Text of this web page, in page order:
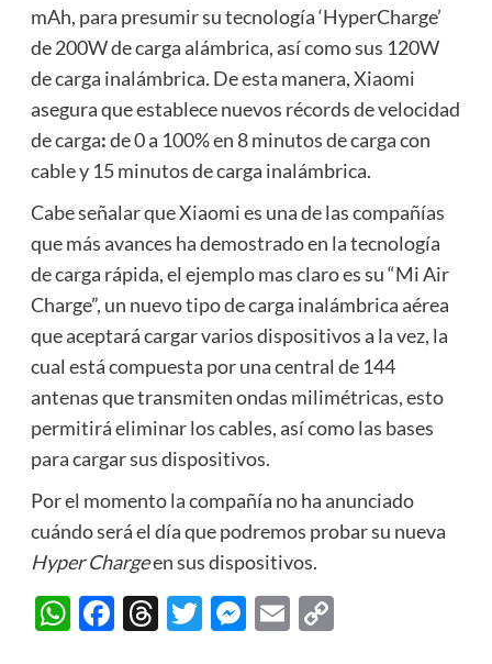
mAh, para presumir su tecnología ‘HyperCharge’
de 200W de carga alámbrica, así como sus 120W
de carga inalámbrica. De esta manera, Xiaomi
asegura que establece nuevos récords de velocidad
de carga:de 0 a 100% en 8 minutos de carga con
cable y 15 minutos de carga inalámbrica.
Cabe señalar que Xiaomi es una de las compañías
que más avances ha demostrado en la tecnología
de carga rápida, el ejemplo mas claro es su “Mi Air
Charge”, un nuevo tipo de carga inalámbrica aérea
que aceptará cargar varios dispositivos a la vez, la
cual está compuesta por una central de 144
antenas que transmiten ondas milimétricas, esto
permitirá eliminar los cables, así como las bases
para cargar sus dispositivos.
Por el momento la compañía no ha anunciado
cuándo será el día que podremos probar su nueva
Hyper Chargeen sus dispositivos.
WhatsApp
Facebook
Threads
Twitter
Messenger
EmailCopy